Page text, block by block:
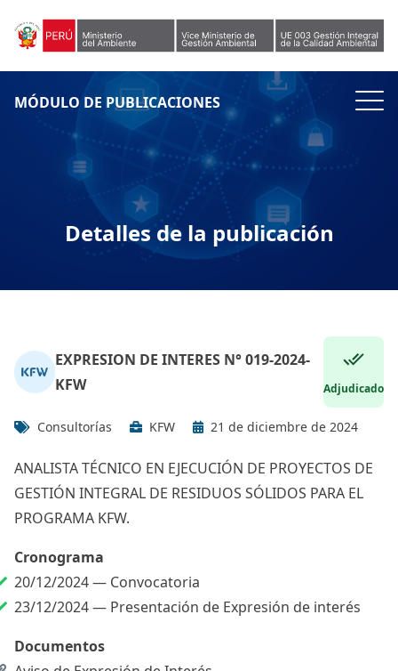
MÓDULO DE PUBLICACIONES
Detalles de la publicación
EXPRESION DE INTERES N° 019-2024-
KFW
Adjudicado
Consultorías KFW 21 de diciembre de 2024
ANALISTA TÉCNICO EN EJECUCIÓN DE PROYECTOS DE
GESTIÓN INTEGRAL DE RESIDUOS SÓLIDOS PARA EL
PROGRAMA KFW.
Cronograma
20/12/2024 — Convocatoria
23/12/2024 — Presentación de Expresión de interés
Documentos